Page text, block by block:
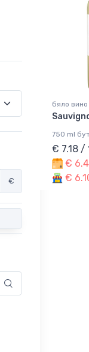
€
бяло
750 ml
€ 7.18 /
€
€